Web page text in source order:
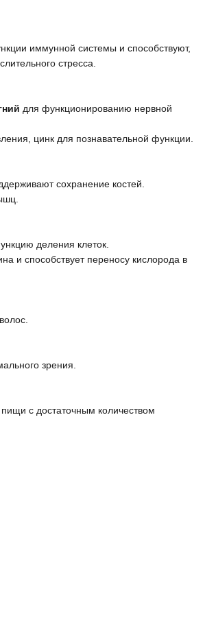
иммунной системы и способствуют,
стресса.
для функционированию нервной
цинк для познавательной функции.
сохранение костей.
деления клеток.
и способствует переносу кислорода в
зрения.
с достаточным количеством